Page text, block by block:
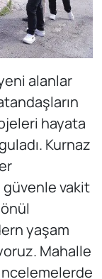
alanlar
hayata
Kurnaz
güvenle vakit
yaşam
Mahalle